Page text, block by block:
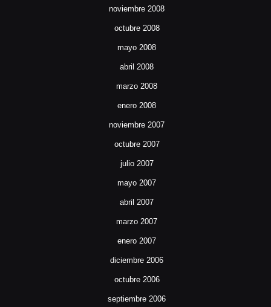
noviembre 2008
octubre 2008
mayo 2008
abril 2008
marzo 2008
enero 2008
noviembre 2007
octubre 2007
julio 2007
mayo 2007
abril 2007
marzo 2007
enero 2007
diciembre 2006
octubre 2006
septiembre 2006